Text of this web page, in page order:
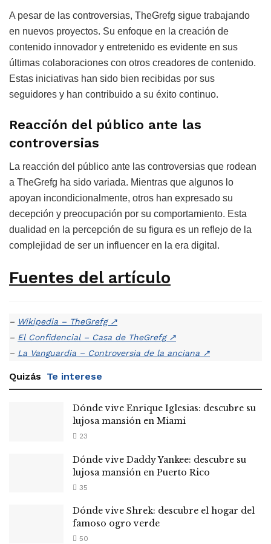
A pesar de las controversias, TheGrefg sigue trabajando
en nuevos proyectos. Su enfoque en la creación de
contenido innovador y entretenido es evidente en sus
últimas colaboraciones con otros creadores de contenido.
Estas iniciativas han sido bien recibidas por sus
seguidores y han contribuido a su éxito continuo.
Reacción del público ante las
controversias
La reacción del público ante las controversias que rodean
a TheGrefg ha sido variada. Mientras que algunos lo
apoyan incondicionalmente, otros han expresado su
decepción y preocupación por su comportamiento. Esta
dualidad en la percepción de su figura es un reflejo de la
complejidad de ser un influencer en la era digital.
Fuentes del artículo
– Wikipedia – TheGrefg ↗
– El Confidencial – Casa de TheGrefg ↗
– La Vanguardia – Controversia de la anciana ↗
Quizás Te interese
Dónde vive Enrique Iglesias: descubre su
lujosa mansión en Miami
23
Dónde vive Daddy Yankee: descubre su
lujosa mansión en Puerto Rico
35
Dónde vive Shrek: descubre el hogar del
famoso ogro verde
50